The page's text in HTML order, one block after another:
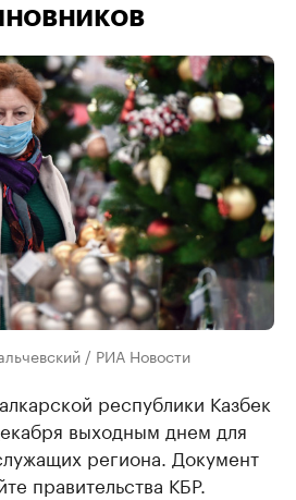
/ РИА Новости
республики Казбек
выходным днем для
региона. Документ
правительства КБР.